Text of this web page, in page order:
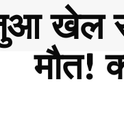
खेल
मौत!